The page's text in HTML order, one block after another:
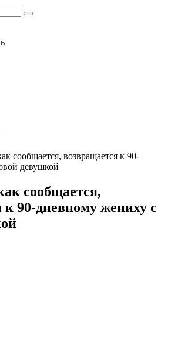
сообщается, возвращается к 90-
девушкой
сообщается,
к 90-дневному жениху с